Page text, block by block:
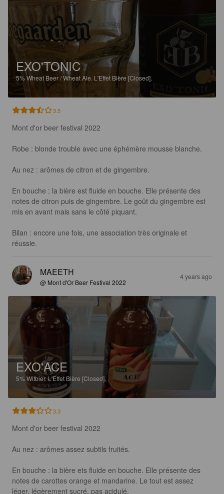
EXO'TONIC
5%Wheat Beer / Wheat Ale. L'Effet Bière [Closed].
3.5
Mont d'or beer festival 2022
Robe : blonde trouble avec une éphémère mousse blanche.
Au nez : arômes de citron et de gingembre.
En bouche : la bière est fluide en bouche. Elle présente des
notes de citron puis de gingembre. Le goût du gingembre est
mis en avant mais sans le côté piquant.
Bilan : encore une fois, une association très originale et
réussie.
MAEETH
@ Mont d'Or Beer Festival 2022
4 years ago
EXO'ACE
5% Witbier.L'Effet Bière [Closed].
3.3
Mont d'or beer festival 2022
Au nez : arômes assez subtils fruités.
En bouche : la bière ets fluide en bouche. Elle présente des
notes de carottes orange et mandarine. Le tout est assez
léger, légèrement sucré, pas acidulé.